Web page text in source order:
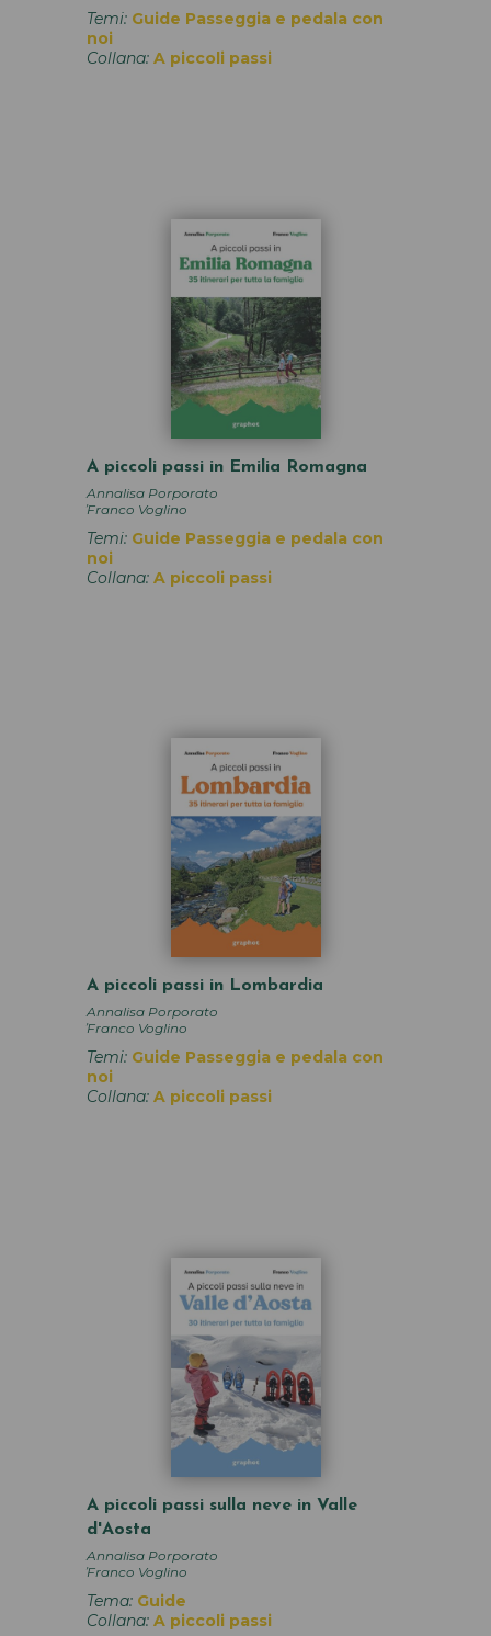
Temi: Guide Passeggia e pedala con
noi
Collana: A piccoli passi
A piccoli passi in Emilia Romagna
Annalisa Porporato
,
Franco Voglino
Temi: Guide Passeggia e pedala con
noi
Collana: A piccoli passi
A piccoli passi in Lombardia
Annalisa Porporato
,
Franco Voglino
Temi: Guide Passeggia e pedala con
noi
Collana: A piccoli passi
A piccoli passi sulla neve in Valle
d'Aosta
Annalisa Porporato
,
Franco Voglino
Tema: Guide
Collana: A piccoli passi